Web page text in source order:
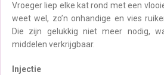
Vroeger liep elke kat rond met een
weet wel, zo’n onhandige en vies
Die zijn gelukkig niet meer nodig,
middelen verkrijgbaar.
Injectie